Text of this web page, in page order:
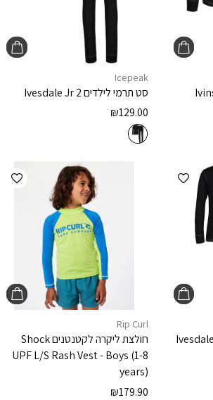
Icepeak
סט תרמי לילדיםIvesdale Jr 2
₪129.00
הוספה למועדפים
Rip Curl
חולצת ליקרה לקטנטניםShock
UPF L/S Rash Vest - Boys (1-8
years)
₪179.90